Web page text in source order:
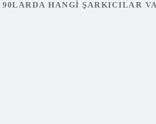
90LARDA HANGI ŞARKICILAR